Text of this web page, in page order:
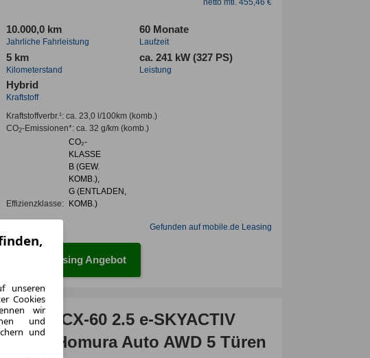
netto mtl. 455,46 €
10.000,0 km
Jahrliche Fahrleistung
60 Monate
Laufzeit
5 km
Kilometerstand
ca. 241 kW (327 PS)
Leistung
Hybrid
Kraftstoff
Kraftstoffverbr.¹: ca. 23,0 l/100km(komb.)
CO2-Emissionen*: ca. 32 g/km(komb.)
Effizienzklasse:
CO₂-
KLASSE
B (GEW.
KOMB.),
G (ENTLADEN,
KOMB.)
Gefunden auf mobile.de Leasing
Zum Leasing Angebot
Mazda CX-60 2.5 e-SKYACTIV
PHEV Homura Auto AWD 5 Türen
unseren
Cookies
wir
und
und